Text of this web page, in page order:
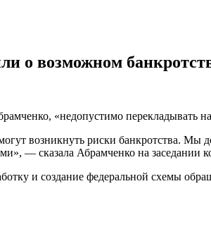
о возможном
«недопустимо
возникнуть риски банкротства.
— сказала Абрамченко на заседании
и создание федеральной схемы